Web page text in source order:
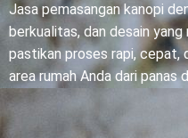
Jasa pemasangan kanopi
berkualitas, dan desain
pastikan proses rapi, cepat,
area rumah Anda dari panas